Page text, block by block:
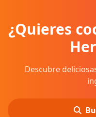
¿Quieres
Descubre